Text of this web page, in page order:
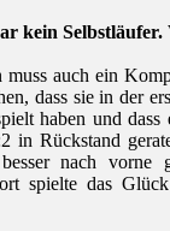
kein Selbstläufer.
auch ein
dass sie in der
haben und
in Rückstand
nach vorne
spielte das